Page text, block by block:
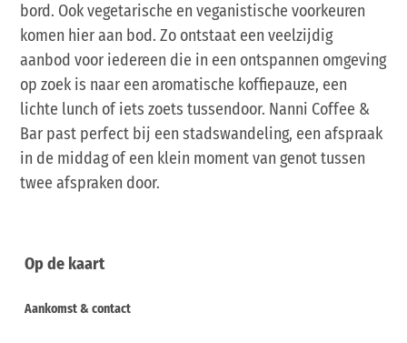
bord. Ook vegetarische en veganistische voorkeuren
komen hier aan bod. Zo ontstaat een veelzijdig
aanbod voor iedereen die in een ontspannen omgeving
op zoek is naar een aromatische koffiepauze, een
lichte lunch of iets zoets tussendoor. Nanni Coffee &
Bar past perfect bij een stadswandeling, een afspraak
in de middag of een klein moment van genot tussen
twee afspraken door.
Op de kaart
Aankomst & contact